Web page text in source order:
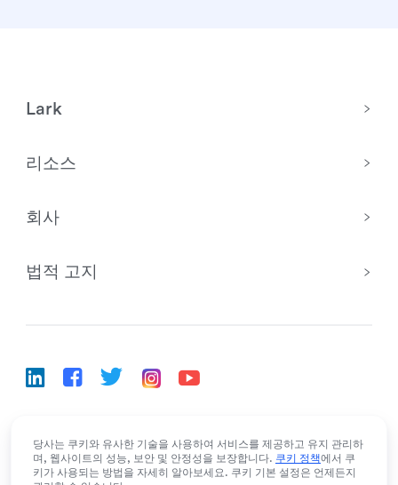
Lark
리소스
회사
법적 고지
한국어
Bahasa Indonesia Deutsch English
Español
당사는 쿠키와 유사한 기술을 사용하여 서비스를 제공하고 유지 관리하
며, 웹사이트의 성능, 보안 및 안정성을 보장합니다. 쿠키 정책에서 쿠
키가 사용되는 방법을 자세히 알아보세요. 쿠키 기본 설정은 언제든지